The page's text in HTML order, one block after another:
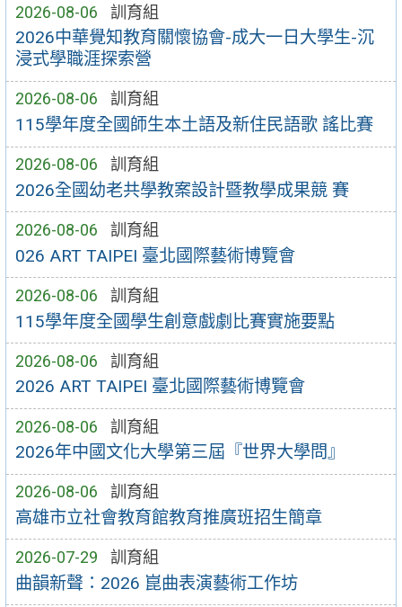
2026-08-06 訓育組
2026中華覺知教育關懷協會-成大一日大學生-沉
浸式學職涯探索營
2026-08-06 訓育組
115學年度全國師生本土語及新住民語歌 謠比賽
2026-08-06 訓育組
2026全國幼老共學教案設計暨教學成果競 賽
2026-08-06 訓育組
026 ART TAIPEI 臺北國際藝術博覽會
2026-08-06 訓育組
115學年度全國學生創意戲劇比賽實施要點
2026-08-06 訓育組
2026 ART TAIPEI 臺北國際藝術博覽會
2026-08-06 訓育組
2026年中國文化大學第三屆『世界大學問』
2026-08-06 訓育組
高雄市立社會教育館教育推廣班招生簡章
2026-07-29 訓育組
曲韻新聲：2026 崑曲表演藝術工作坊